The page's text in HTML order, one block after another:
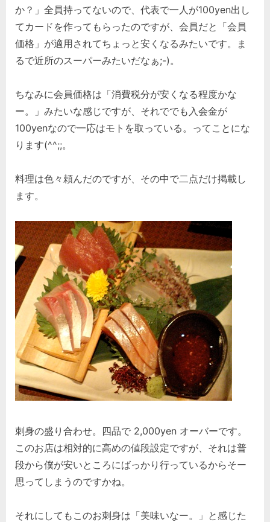
か？」全員持ってないので、代表で一人が100yen出し
てカードを作ってもらったのですが、会員だと「会員
価格」が適用されてちょっと安くなるみたいです。ま
るで近所のスーパーみたいだなぁ;-)。
ちなみに会員価格は「消費税分が安くなる程度かな
ー。」みたいな感じですが、それででも入会金が
100yenなので一応はモトを取っている。ってことにな
ります(^^;;。
料理は色々頼んだのですが、その中で二点だけ掲載し
ます。
刺身の盛り合わせ。四品で 2,000yen オーバーです。
このお店は相対的に高めの値段設定ですが、それは普
段から僕が安いところにばっかり行っているからそー
思ってしまうのですかね。
それにしてもこのお刺身は「美味いなー。」と感じた